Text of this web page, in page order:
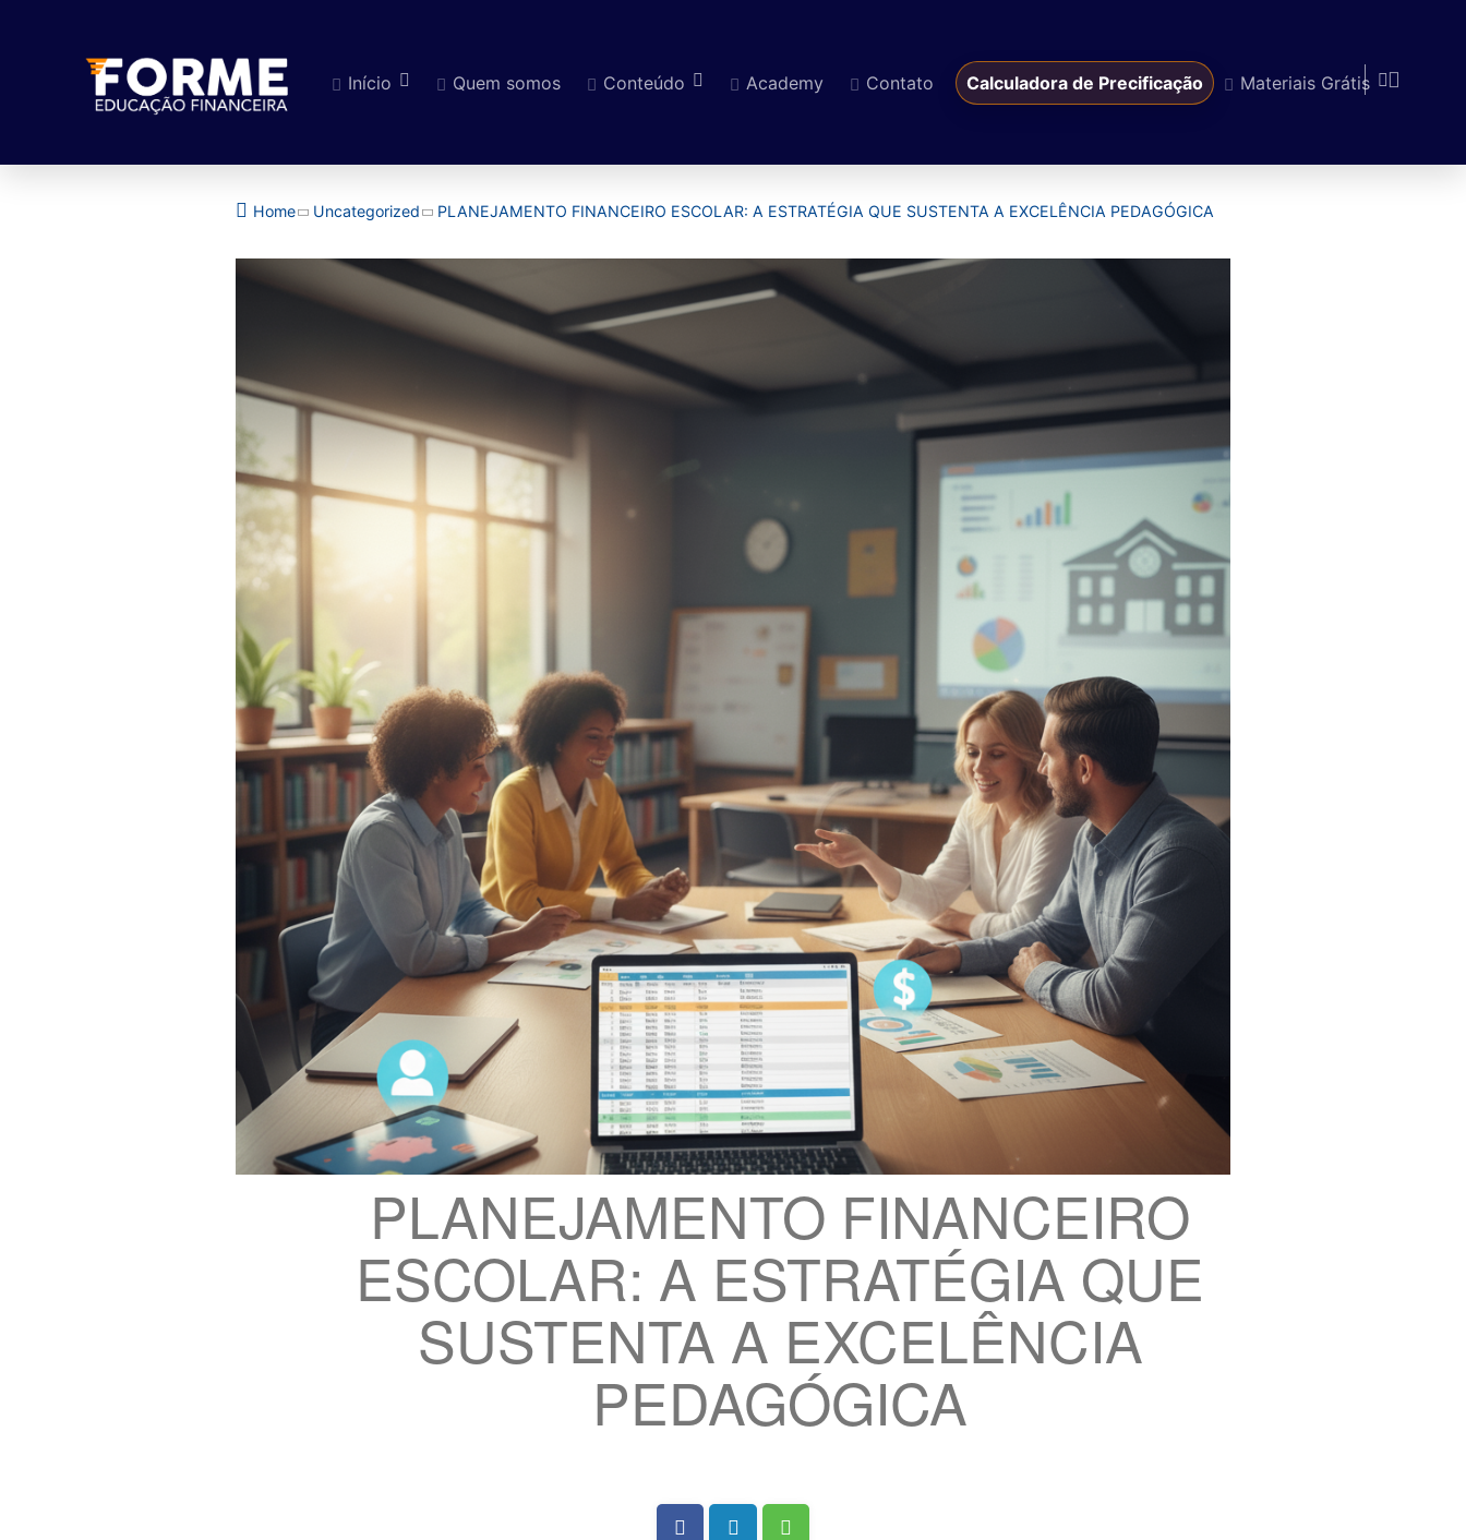
Pular para o conteúdo
Início Quem somos Conteúdo Academy Contato Calculadora de Precificação Materiais Grátis
Home Uncategorized PLANEJAMENTO FINANCEIRO ESCOLAR: A ESTRATÉGIA QUE SUSTENTA A EXCELÊNCIA PEDAGÓGICA
PLANEJAMENTO FINANCEIRO
ESCOLAR: A ESTRATÉGIA QUE
SUSTENTA A EXCELÊNCIA
PEDAGÓGICA